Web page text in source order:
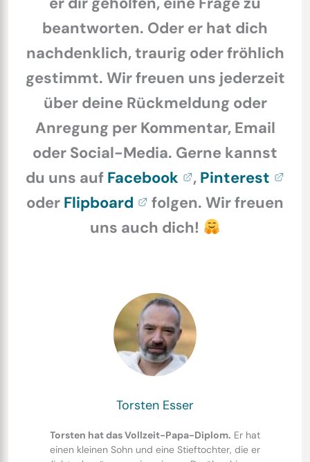
beantworten. Oder er hat dich
nachdenklich, traurig oder fröhlich
gestimmt. Wir freuen uns jederzeit
über deine Rückmeldung oder
Anregung per Kommentar, Email
oder Social-Media. Gerne kannst
du uns auf Facebook , Pinterest
oder Flipboard
folgen. Wir freuen
uns auch dich!
Torsten Esser
Torsten hat das Vollzeit-Papa-Diplom. Er hat
einen kleinen Sohn und eine Stieftochter, die er